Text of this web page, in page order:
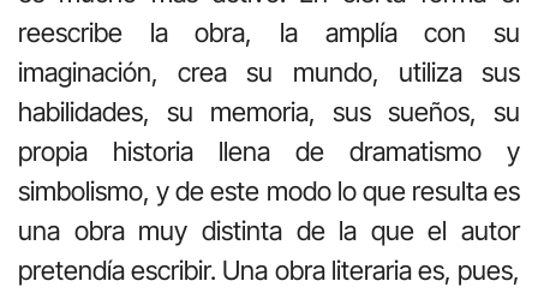
reescribe la obra, la amplía con su
imaginación, crea su mundo, utiliza sus
habilidades, su memoria, sus sueños, su
propia historia llena de dramatismo y
simbolismo, y de este modo lo que resulta es
una obra muy distinta de la que el autor
pretendía escribir. Una obra literaria es, pues,